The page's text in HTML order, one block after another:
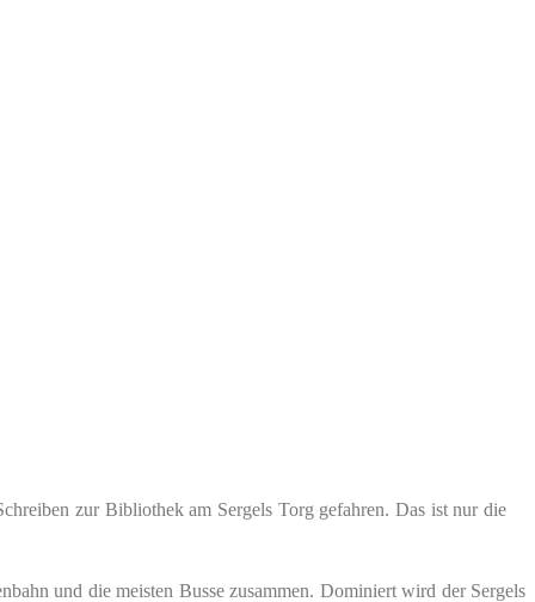
zur Bibliothek am Sergels Torg gefahren. Das ist nur die
und die meisten Busse zusammen. Dominiert wird der Sergels